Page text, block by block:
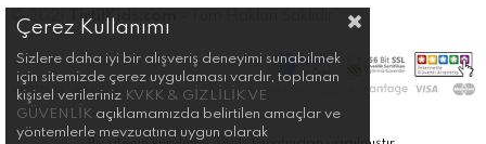
© 2021 TirtilKids.com
Çerez Kullanımı
Sizlere daha iyi bir alışveriş deneyimi sunabilmek
için sitemizde çerez uygulaması vardır, toplanan
kişisel verileriniz KVKK & GİZLİLİK VE
GÜVENLİK açıklamamızda belirtilen amaçlar ve
yöntemlerle mevzuatına uygun olarak